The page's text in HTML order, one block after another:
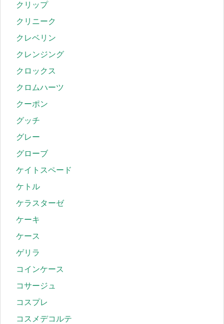
クリップ
クリニーク
クレベリン
クレンジング
クロックス
クロムハーツ
クーポン
グッチ
グレー
グローブ
ケイトスペード
ケトル
ケラスターゼ
ケーキ
ケース
ゲリラ
コインケース
コサージュ
コスプレ
コスメデコルテ